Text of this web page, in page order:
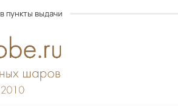
пункты выдачи